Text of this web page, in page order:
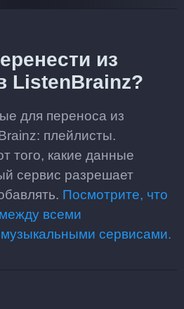
из
ListenBrainz?
для переноса из
плейлисты.
того, какие данные
сервис разрешает
Посмотрите, что
всеми
сервисами.